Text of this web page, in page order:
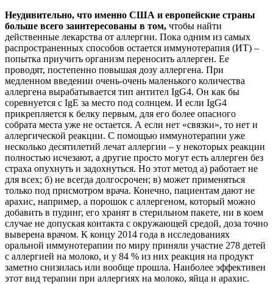
Неудивительно, что именно США и европейские страны
больше всего заинтересованы в том, чтобы найти
действенные лекарства от аллергии. Пока одним из самых
распространенных способов остается иммунотерапия (ИТ) –
попытка приучить организм переносить аллерген. Ее
проводят, постепенно повышая дозу аллергена. При
медленном введении очень-очень маленького количества
аллергена вырабатывается тип антител IgG4. Он как бы
соревнуется с IgE за место под солнцем. И если IgG4
прикрепляется к белку первым, для его более опасного
собрата места уже не остается. А если нет «связки», то нет и
аллергической реакции. С помощью иммунотерапии уже
несколько десятилетий лечат аллергии – у некоторых реакции
полностью исчезают, а другие просто могут есть аллерген без
страха опухнуть и задохнуться. Но этот метод а) работает не
для всех; б) не всегда долгосрочен; в) может применяться
только под присмотром врача. Конечно, пациентам дают не
арахис, например, а порошок с аллергеном, который можно
добавить в пудинг, его хранят в стерильном пакете, ни в коем
случае не допуская контакта с окружающей средой, доза точно
выверена врачом. К концу 2014 года в исследованиях
оральной иммунотерапии по миру приняли участие 278 детей
с аллергией на молоко, и у 84 % из них реакция на продукт
заметно снизилась или вообще прошла. Наиболее эффективен
этот вид терапии при аллергиях на молоко, яйца и арахис.